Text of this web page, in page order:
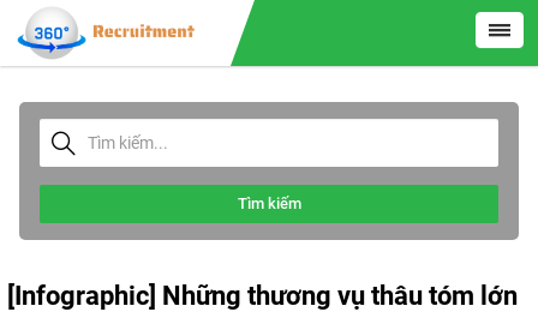
Tìm kiếm
[Infographic] Những thương vụ thâu tóm lớn